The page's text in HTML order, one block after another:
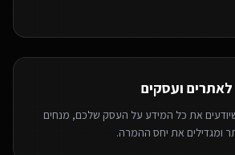
את כל המידע על העסק שלכם, מנחים
ומגדילים את יחס ההמרה.